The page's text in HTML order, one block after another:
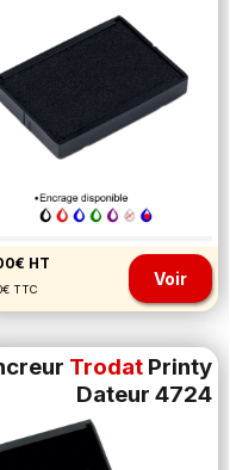
HT
TTC Voir
Trodat Printy
Dateur 4724